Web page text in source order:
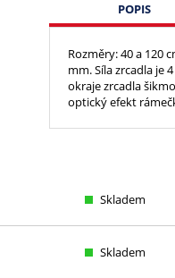
POPIS
Rozměry: 40 a 120
mm. Síla zrcadla je
okraje zrcadla
optický efekt
Skladem
Skladem